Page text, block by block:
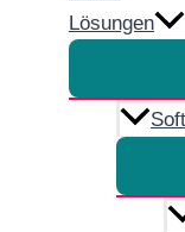
Lösungen